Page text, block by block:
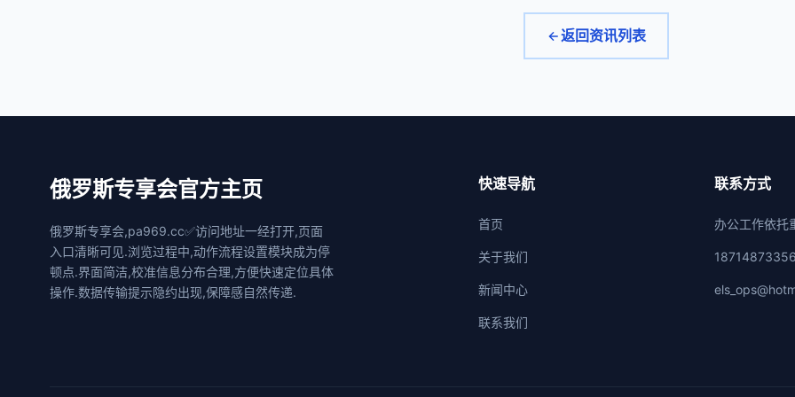
返回资讯列表
俄罗斯专享会官方主页
俄罗斯专享会,pa969.cc✅访问地址一经打开,页面
入口清晰可见.浏览过程中,动作流程设置模块成为停
顿点.界面简洁,校准信息分布合理,方便快速定位具体
操作.数据传输提示隐约出现,保障感自然传递.
快速导航
首页
关于我们
新闻中心
联系我们
联系方式
办公工作依托
18714873356